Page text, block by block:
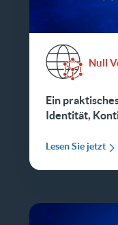
Null
Ein
Identität,
Lesen Sie jetzt